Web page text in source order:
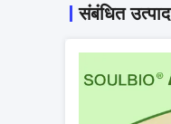
संबंधित उत्पाद